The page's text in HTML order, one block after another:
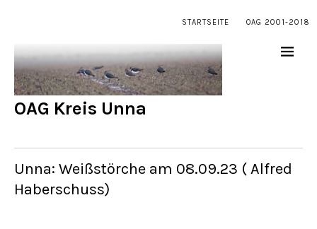
STARTSEITE OAG 2001-2018
OAG Kreis Unna
Unna: Weißstörche am 08.09.23 ( Alfred
Haberschuss)